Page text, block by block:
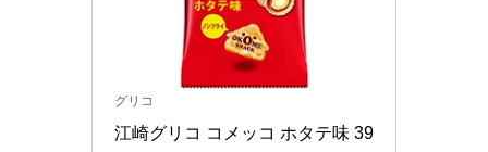
グリコ
江崎グリコ コメッコ ホタテ味 39